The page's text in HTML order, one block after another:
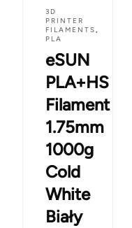
3D
PRINTER
FILAMENTS,
PLA
eSUN
PLA+HS
Filament
1.75mm
1000g
Cold
White
Biały